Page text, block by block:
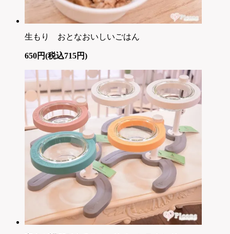
生もり おとなおいしいごはん
650円(税込715円)